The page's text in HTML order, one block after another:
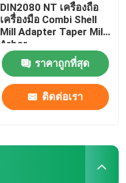
DIN2080 NT เครื่องถือ
เครื่องมือ Combi Shell
Mill Adapter Taper Mill
Arbor
ราคาถูกที่สุด
ติดต่อเรา